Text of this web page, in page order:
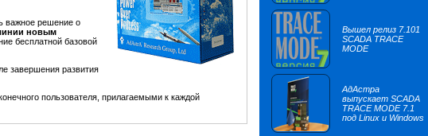
важное решение о
новым
бесплатной базовой
завершения развития
пользователя, прилагаемыми к каждой
Вышел релиз 7.101
SCADA TRACE
MODE
АдАстра
выпускает SCADA
TRACE MODE 7.1
под Linux и Windows